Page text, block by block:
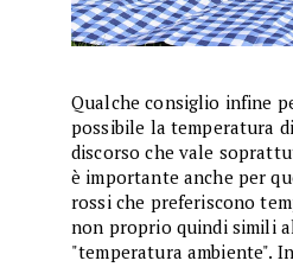
Qualche consiglio infine
possibile la temperatura
discorso che vale
è importante anche per
rossi che preferiscono
non proprio quindi simili
"temperatura ambiente".